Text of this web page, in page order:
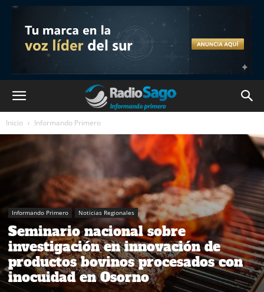
Inicio Informando Primero
Informando Primero Noticias Regionales
Seminario nacional sobre
investigación en innovación de
productos bovinos procesados con
inocuidad en Osorno